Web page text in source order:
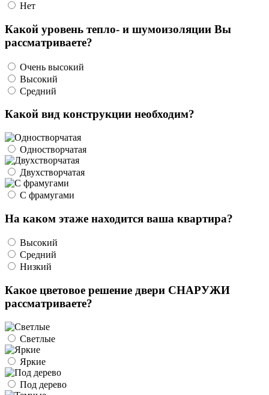
Нет
Какой уровень тепло- и шумоизоляции Вы
рассматриваете?
Очень высокий
Высокий
Средний
Какой вид конструкции необходим?
Одностворчатая
Двухстворчатая
С фрамугами
На каком этаже находится ваша квартира?
Высокий
Средний
Низкий
Какое цветовое решение двери СНАРУЖИ
рассматриваете?
Светлые
Яркие
Под дерево